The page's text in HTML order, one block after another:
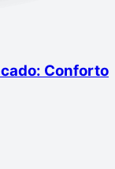
Conforto